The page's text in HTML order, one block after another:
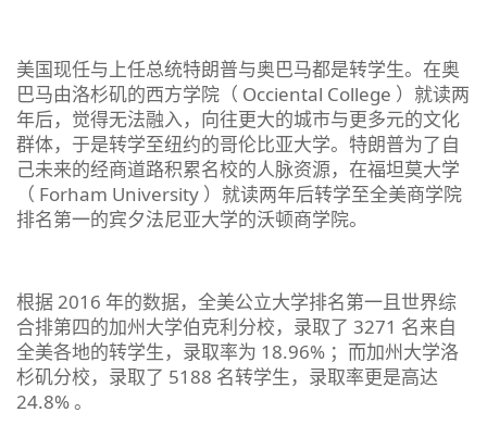
美国现任与上任总统特朗普与奥巴马都是转学生。在奥
巴马由洛杉矶的西方学院（ Occiental College ）就读两
年后，觉得无法融入，向往更大的城市与更多元的文化
群体，于是转学至纽约的哥伦比亚大学。特朗普为了自
己未来的经商道路积累名校的人脉资源，在福坦莫大学
（ Forham University ）就读两年后转学至全美商学院
排名第一的宾夕法尼亚大学的沃顿商学院。
根据 2016 年的数据，全美公立大学排名第一且世界综
合排第四的加州大学伯克利分校，录取了 3271 名来自
全美各地的转学生，录取率为 18.96% ；而加州大学洛
杉矶分校，录取了 5188 名转学生，录取率更是高达
24.8% 。